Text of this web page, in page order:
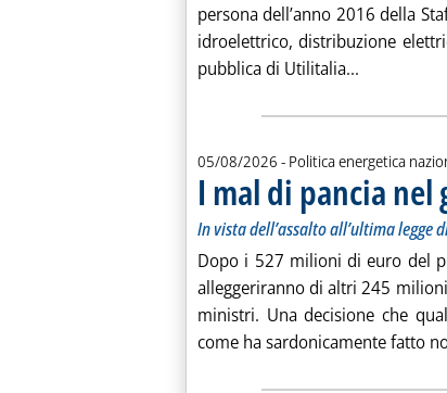
persona dell’anno 2016 della
idroelettrico, distribuzione
pubblica di Utilitalia...
05/08/2026 - Politica energetica
I mal di pancia nel
In vista dell’assalto all’ultima legge
Dopo i 527 milioni di euro del
alleggeriranno di altri 245
ministri. Una decisione che
come ha sardonicamente fatto